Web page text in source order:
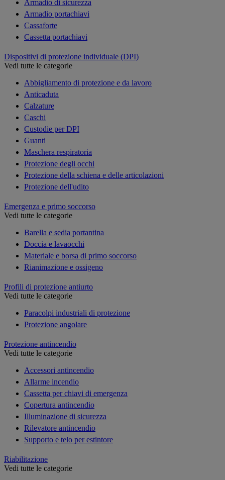
Armadio di sicurezza
Armadio portachiavi
Cassaforte
Cassetta portachiavi
Dispositivi di protezione individuale (DPI)
Vedi tutte le categorie
Abbigliamento di protezione e da lavoro
Anticaduta
Calzature
Caschi
Custodie per DPI
Guanti
Maschera respiratoria
Protezione degli occhi
Protezione della schiena e delle articolazioni
Protezione dell'udito
Emergenza e primo soccorso
Vedi tutte le categorie
Barella e sedia portantina
Doccia e lavaocchi
Materiale e borsa di primo soccorso
Rianimazione e ossigeno
Profili di protezione antiurto
Vedi tutte le categorie
Paracolpi industriali di protezione
Protezione angolare
Protezione antincendio
Vedi tutte le categorie
Accessori antincendio
Allarme incendio
Cassetta per chiavi di emergenza
Copertura antincendio
Illuminazione di sicurezza
Rilevatore antincendio
Supporto e telo per estintore
Riabilitazione
Vedi tutte le categorie